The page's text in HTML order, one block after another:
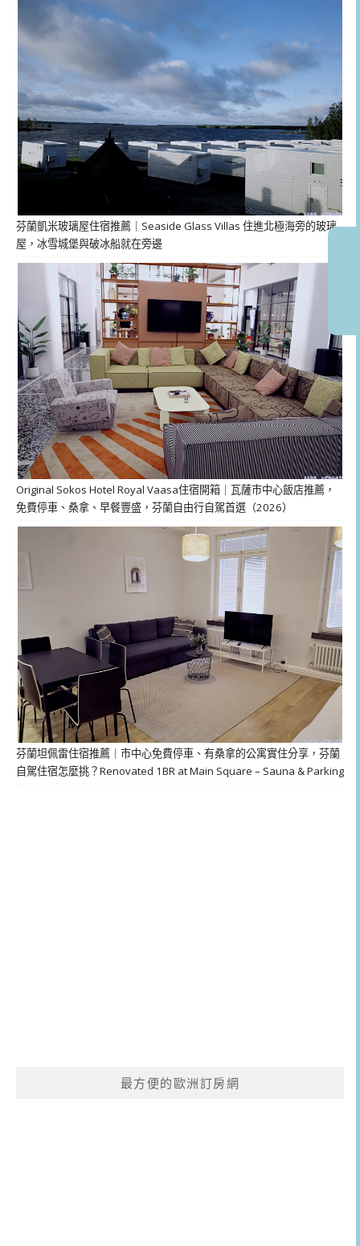
芬蘭凱米玻璃屋住宿推薦｜Seaside Glass Villas 住進北極海旁的玻璃
屋，冰雪城堡與破冰船就在旁邊
Original Sokos Hotel Royal Vaasa住宿開箱｜瓦薩市中心飯店推薦，
免費停車、桑拿、早餐豐盛，芬蘭自由行自駕首選（2026）
芬蘭坦佩雷住宿推薦｜市中心免費停車、有桑拿的公寓實住分享，芬蘭
自駕住宿怎麼挑？Renovated 1BR at Main Square – Sauna & Parking
最方便的歐洲訂房網